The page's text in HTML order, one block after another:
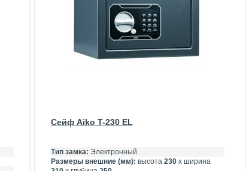
Сейф Aiko T-230 EL
Тип замка: Электронный
Размеры внешние (мм): высота 230х ширина